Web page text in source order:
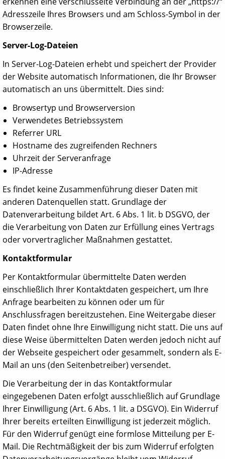
Adresszeile Ihres Browsers und am Schloss-Symbol in der
Browserzeile.
Server-Log-Dateien
In Server-Log-Dateien erhebt und speichert der Provider
der Website automatisch Informationen, die Ihr Browser
automatisch an uns übermittelt. Dies sind:
Browsertyp und Browserversion
Verwendetes Betriebssystem
Referrer URL
Hostname des zugreifenden Rechners
Uhrzeit der Serveranfrage
IP-Adresse
Es findet keine Zusammenführung dieser Daten mit
anderen Datenquellen statt. Grundlage der
Datenverarbeitung bildet Art. 6 Abs. 1 lit. b DSGVO, der
die Verarbeitung von Daten zur Erfüllung eines Vertrags
oder vorvertraglicher Maßnahmen gestattet.
Kontaktformular
Per Kontaktformular übermittelte Daten werden
einschließlich Ihrer Kontaktdaten gespeichert, um Ihre
Anfrage bearbeiten zu können oder um für
Anschlussfragen bereitzustehen. Eine Weitergabe dieser
Daten findet ohne Ihre Einwilligung nicht statt. Die uns auf
diese Weise übermittelten Daten werden jedoch nicht auf
der Webseite gespeichert oder gesammelt, sondern als E-
Mail an uns (den Seitenbetreiber) versendet.
Die Verarbeitung der in das Kontaktformular
eingegebenen Daten erfolgt ausschließlich auf Grundlage
Ihrer Einwilligung (Art. 6 Abs. 1 lit. a DSGVO). Ein Widerruf
Ihrer bereits erteilten Einwilligung ist jederzeit möglich.
Für den Widerruf genügt eine formlose Mitteilung per E-
Mail. Die Rechtmäßigkeit der bis zum Widerruf erfolgten